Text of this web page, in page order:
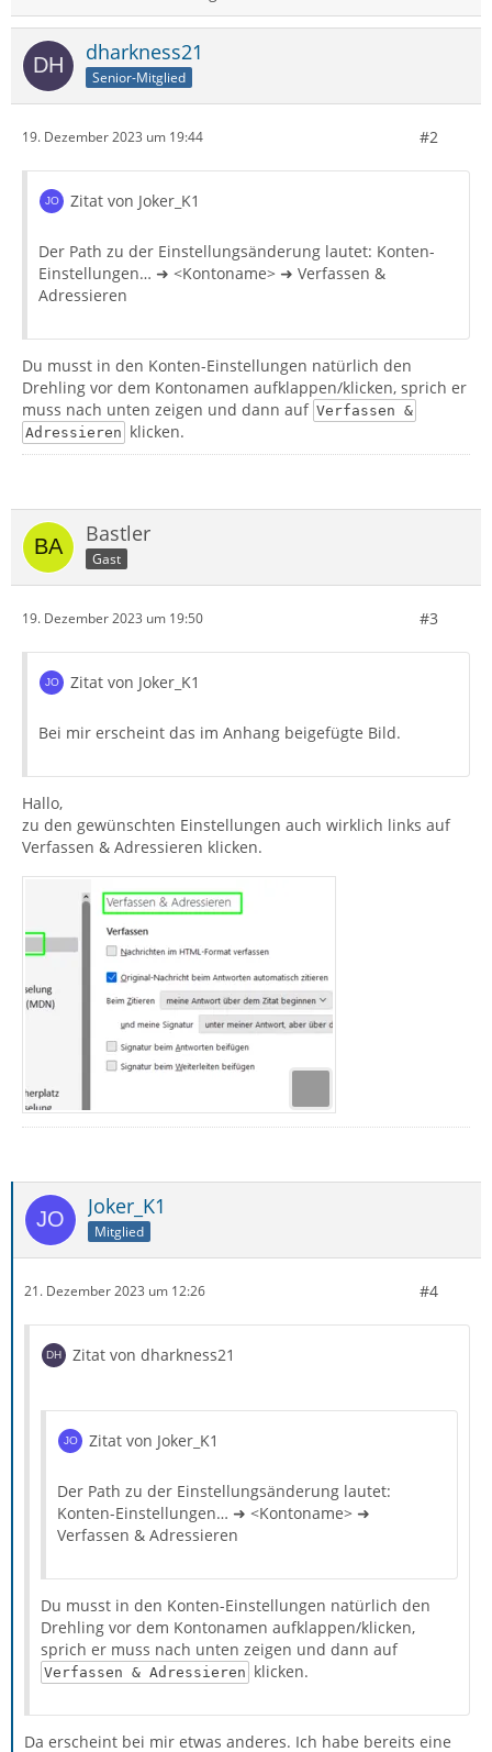
dharkness21
Senior-Mitglied
19. Dezember 2023 um 19:44 #2
Zitat von Joker_K1
Der Path zu der Einstellungsänderung lautet: Konten-
Einstellungen… ➜ <Kontoname> ➜ Verfassen &
Adressieren
Du musst in den Konten-Einstellungen natürlich den
Drehling vor dem Kontonamen aufklappen/klicken, sprich er
muss nach unten zeigen und dann auf Verfassen &
Adressieren klicken.
Bastler
Gast
19. Dezember 2023 um 19:50 #3
Zitat von Joker_K1
Bei mir erscheint das im Anhang beigefügte Bild.
Hallo,
zu den gewünschten Einstellungen auch wirklich links auf
Verfassen & Adressieren klicken.
Joker_K1
Mitglied
21. Dezember 2023 um 12:26 #4
Zitat von dharkness21
Zitat von Joker_K1
Der Path zu der Einstellungsänderung lautet:
Konten-Einstellungen… ➜ <Kontoname> ➜
Verfassen & Adressieren
Du musst in den Konten-Einstellungen natürlich den
Drehling vor dem Kontonamen aufklappen/klicken,
sprich er muss nach unten zeigen und dann auf
Verfassen & Adressieren klicken.
Da erscheint bei mir etwas anderes. Ich habe bereits eine